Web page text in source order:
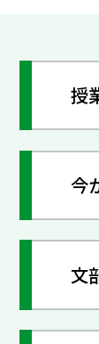
授
今
文